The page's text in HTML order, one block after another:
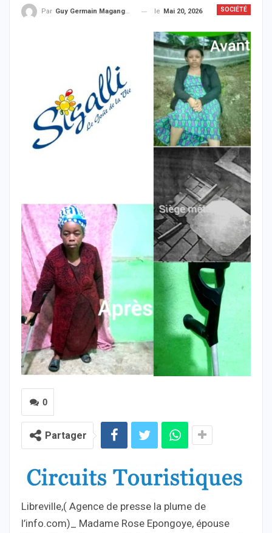
SOCIÉTÉ
Par Guy Germain Maganga Nziengui le Mai 20, 2026
0
Partager
Libreville,( Agence de presse la plume de
l’info.com)_ Madame Rose Epongoye, épouse